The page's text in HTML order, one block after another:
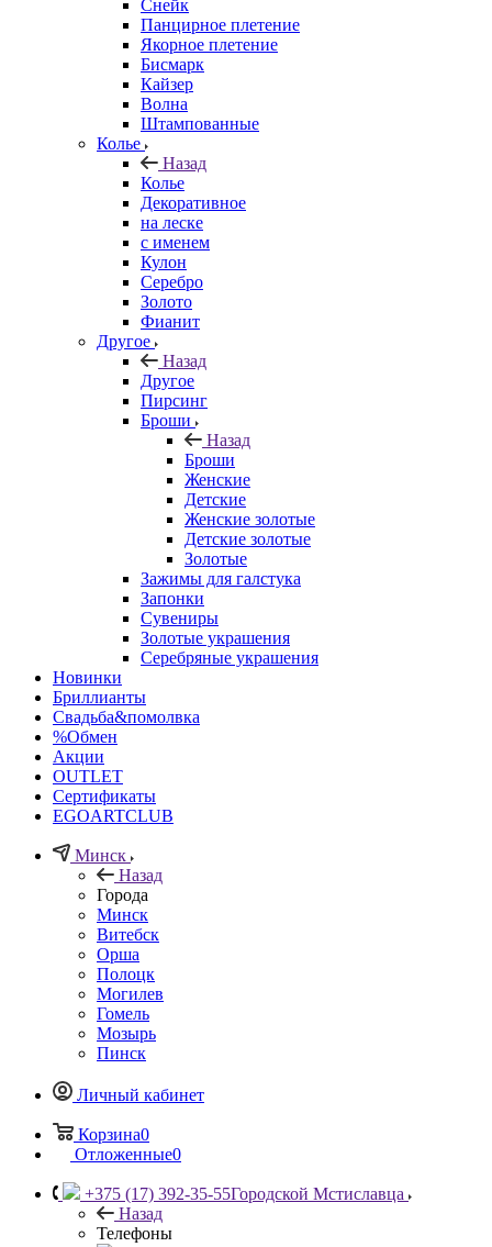
Снейк
Панцирное плетение
Якорное плетение
Бисмарк
Кайзер
Волна
Штампованные
Колье
Назад
Колье
Декоративное
на леске
с именем
Кулон
Серебро
Золото
Фианит
Другое
Назад
Другое
Пирсинг
Броши
Назад
Броши
Женские
Детские
Женские золотые
Детские золотые
Золотые
Зажимы для галстука
Запонки
Сувениры
Золотые украшения
Серебряные украшения
Новинки
Бриллианты
Свадьба&помолвка
%Обмен
Акции
OUTLET
Сертификаты
EGOARTCLUB
Минск
Назад
Города
Минск
Витебск
Орша
Полоцк
Могилев
Гомель
Мозырь
Пинск
Личный кабинет
Корзина0
Отложенные0
+375 (17) 392-35-55Городской Мстиславца
Назад
Телефоны